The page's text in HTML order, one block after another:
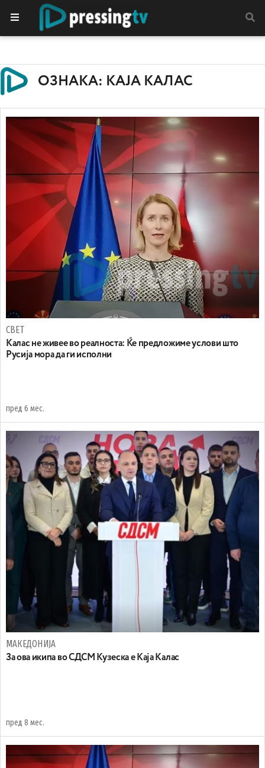
ОЗНАКА: КАЈА КАЛАС
СВЕТ
Калас не живее во реалноста: Ќе предложиме услови што
Русија мора да ги исполни
пред 6 мес.
МАКЕДОНИЈА
За ова икипа во СДСМ Кузеска е Каја Калас
пред 8 мес.